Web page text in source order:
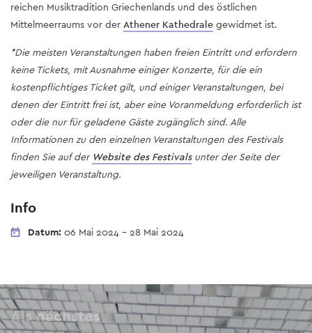
reichen Musiktradition Griechenlands und des östlichen
Mittelmeerraums vor der Athener Kathedrale gewidmet ist.
*Die meisten Veranstaltungen haben freien Eintritt und erfordern
keine Tickets, mit Ausnahme einiger Konzerte, für die ein
kostenpflichtiges Ticket gilt, und einiger Veranstaltungen, bei
denen der Eintritt frei ist, aber eine Voranmeldung erforderlich ist
oder die nur für geladene Gäste zugänglich sind. Alle
Informationen zu den einzelnen Veranstaltungen des Festivals
finden Sie auf der Website des Festivalsunter der Seite der
jeweiligen Veranstaltung.
Info
Datum: 06 Mai 2024 - 28 Mai 2024
Als nächstes